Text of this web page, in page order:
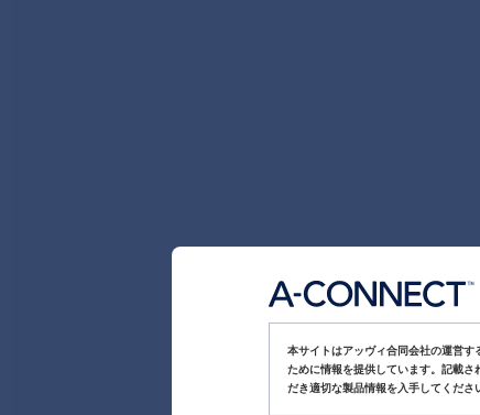
本サイトはアッヴィ合同会社の運営
ために情報を提供しています。記載
だき適切な製品情報を入手してくださ